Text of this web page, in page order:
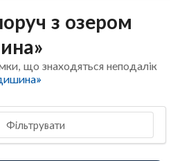
з озером
що знаходяться неподалік
Фільтрувати